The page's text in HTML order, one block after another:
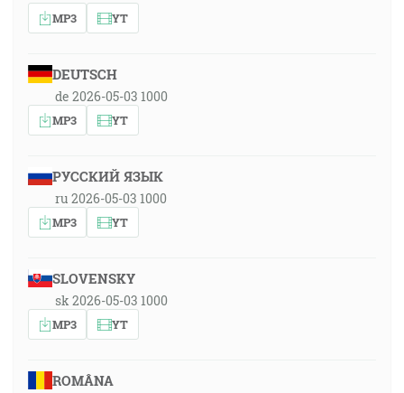
MP3 YT
DEUTSCH
de 2026-05-03 1000
MP3 YT
РУССКИЙ ЯЗЫК
ru 2026-05-03 1000
MP3 YT
SLOVENSKY
sk 2026-05-03 1000
MP3 YT
ROMÂNA